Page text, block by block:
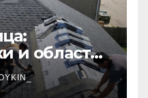
и области